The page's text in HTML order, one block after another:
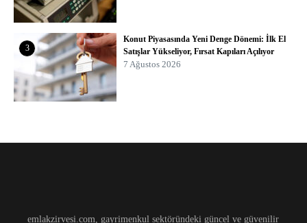
3
Konut Piyasasında Yeni Denge Dönemi: İlk El
Satışlar Yükseliyor, Fırsat Kapıları Açılıyor
7 Ağustos 2026
emlakzirvesi.com, gayrimenkul sektöründeki güncel ve güvenilir